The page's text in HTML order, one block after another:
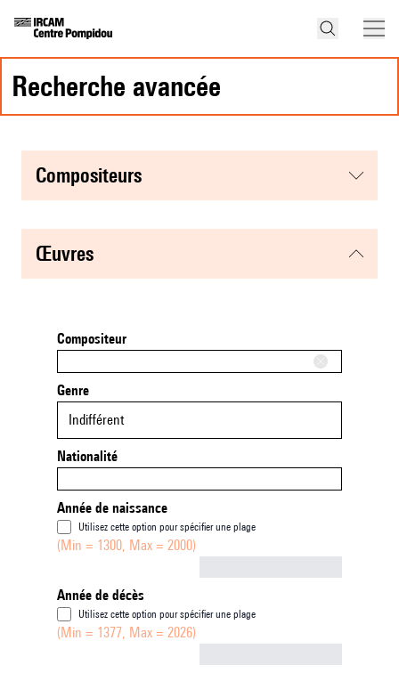
recherche avancée
compositeurs
œuvres
Compositeur
Genre
Indifférent
Nationalité
Année de naissance
Utilisez cette option pour spécifier une plage
(Min = 1300, Max = 2000)
Année de décès
Utilisez cette option pour spécifier une plage
(Min = 1377, Max = 2026)